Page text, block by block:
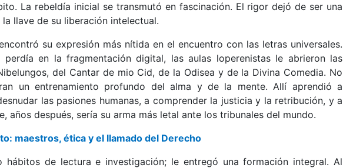
La rebeldía inicial se transmutó en fascinación. El rigor dejó de ser una
llave de su liberación intelectual.
su expresión más nítida en el encuentro con las letras universales.
perdía en la fragmentación digital, las aulas loperenistas le abrieron las
del Cantar de mio Cid, de la Odisea y de la Divina Comedia. No
un entrenamiento profundo del alma y de la mente. Allí aprendió a
las pasiones humanas, a comprender la justicia y la retribución, y a
años después, sería su arma más letal ante los tribunales del mundo.
maestros, ética y el llamado del Derecho
hábitos de lectura e investigación; le entregó una formación integral. Al